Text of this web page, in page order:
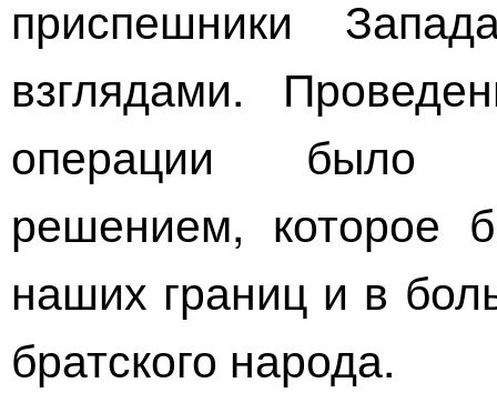
приспешники
взглядами.
операции было
решением, которое
наших границ и в
братского народа.